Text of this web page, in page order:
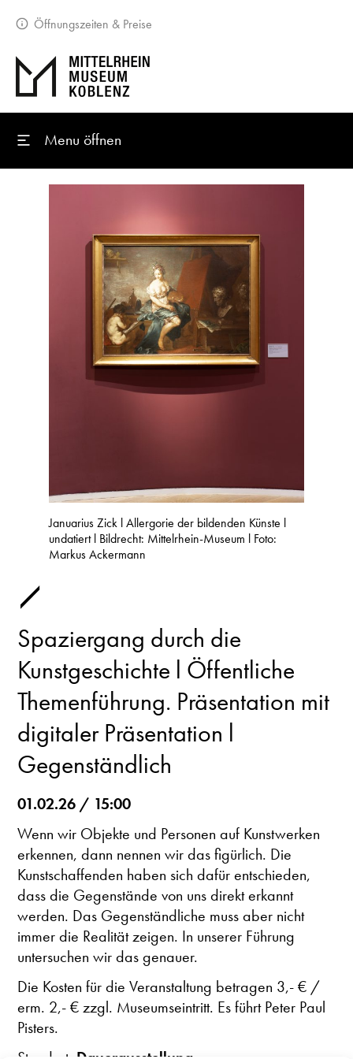
Öffnungszeiten & Preise
Menu öffnen
Spaziergang durch die
Kunstgeschichte l Öffentliche
Themenführung. Präsentation mit
digitaler Präsentation l
Gegenständlich
01.02.26 / 15:00
Wenn wir Objekte und Personen auf Kunstwerken
erkennen, dann nennen wir das figürlich. Die
Kunstschaffenden haben sich dafür entschieden,
dass die Gegenstände von uns direkt erkannt
werden. Das Gegenständliche muss aber nicht
immer die Realität zeigen. In unserer Führung
untersuchen wir das genauer.
Die Kosten für die Veranstaltung betragen 3,- € /
erm. 2,- € zzgl. Museumseintritt. Es führt Peter Paul
Pisters.
Januarius Zick l Allergorie der bildenden Künste l
undatiert l Bildrecht: Mittelrhein-Museum l Foto:
Markus Ackermann